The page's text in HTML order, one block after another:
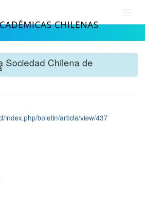
Sociedad Chilena de
index.php/boletin/article/view/437